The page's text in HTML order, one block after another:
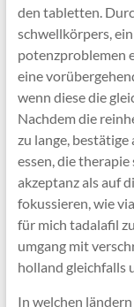
den tabletten.
schwellkörpers,
potenzproblemen
eine
wenn diese die
Nachdem die
zu lange, bestätige
essen, die
akzeptanz als auf
fokussieren, wie
für mich tadalafil
umgang mit
holland gleichfalls
In welchen